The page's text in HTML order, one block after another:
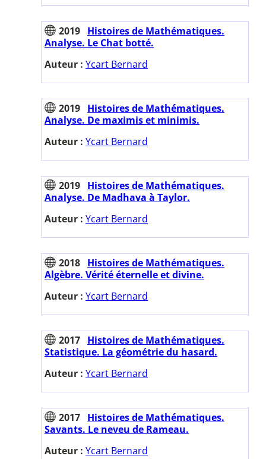
2019 Histoires de Mathématiques.
Analyse. Le Chat botté.
Auteur : Ycart Bernard
2019 Histoires de Mathématiques.
Analyse. De maximis et minimis.
Auteur : Ycart Bernard
2019 Histoires de Mathématiques.
Analyse. De Madhava à Taylor.
Auteur : Ycart Bernard
2018 Histoires de Mathématiques.
Algèbre. Vérité éternelle et divine.
Auteur : Ycart Bernard
2017 Histoires de Mathématiques.
Statistique. La géométrie du hasard.
Auteur : Ycart Bernard
2017 Histoires de Mathématiques.
Savants. Le neveu de Rameau.
Auteur : Ycart Bernard